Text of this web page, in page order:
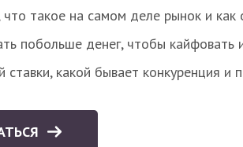
что такое на самом деле рынок и как
побольше денег, чтобы
ставки, какой бывает конкуренция и